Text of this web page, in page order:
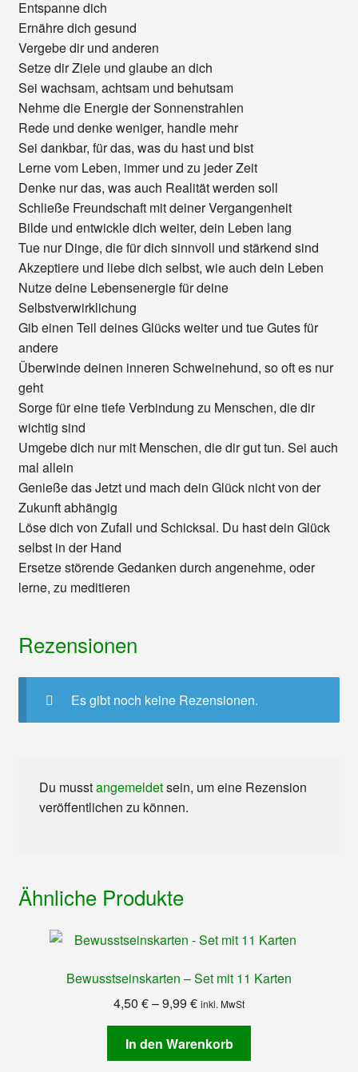
Entspanne dich
Ernähre dich gesund
Vergebe dir und anderen
Setze dir Ziele und glaube an dich
Sei wachsam, achtsam und behutsam
Nehme die Energie der Sonnenstrahlen
Rede und denke weniger, handle mehr
Sei dankbar, für das, was du hast und bist
Lerne vom Leben, immer und zu jeder Zeit
Denke nur das, was auch Realität werden soll
Schließe Freundschaft mit deiner Vergangenheit
Bilde und entwickle dich weiter, dein Leben lang
Tue nur Dinge, die für dich sinnvoll und stärkend sind
Akzeptiere und liebe dich selbst, wie auch dein Leben
Nutze deine Lebensenergie für deine
Selbstverwirklichung
Gib einen Teil deines Glücks weiter und tue Gutes für
andere
Überwinde deinen inneren Schweinehund, so oft es nur
geht
Sorge für eine tiefe Verbindung zu Menschen, die dir
wichtig sind
Umgebe dich nur mit Menschen, die dir gut tun. Sei auch
mal allein
Genieße das Jetzt und mach dein Glück nicht von der
Zukunft abhängig
Löse dich von Zufall und Schicksal. Du hast dein Glück
selbst in der Hand
Ersetze störende Gedanken durch angenehme, oder
lerne, zu meditieren
Rezensionen
Es gibt noch keine Rezensionen.
Du musstangemeldetsein, um eine Rezension
veröffentlichen zu können.
Ähnliche Produkte
Bewusstseinskarten – Set mit 11 Karten
4,50 €–9,99 €Preisspanne:
4,50 €
bis
9,99 €
inkl. MwSt
In den Warenkorb